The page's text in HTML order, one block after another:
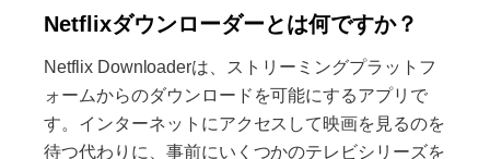
Netflixダウンローダーとは何ですか？
Netflix Downloaderは、ストリーミングプラットフ
ォームからのダウンロードを可能にするアプリで
す。インターネットにアクセスして映画を見るのを
待つ代わりに、事前にいくつかのテレビシリーズを